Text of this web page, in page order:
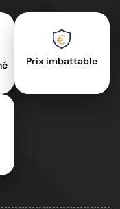
Prix imbattable